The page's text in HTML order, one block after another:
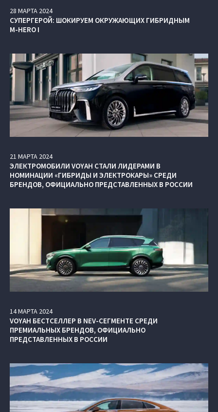
28 МАРТА 2024
СУПЕРГЕРОЙ: ШОКИРУЕМ ОКРУЖАЮЩИХ ГИБРИДНЫМ
M-HERO I
21 МАРТА 2024
ЭЛЕКТРОМОБИЛИ VOYAH СТАЛИ ЛИДЕРАМИ В
НОМИНАЦИИ «ГИБРИДЫ И ЭЛЕКТРОКАРЫ» СРЕДИ
БРЕНДОВ, ОФИЦИАЛЬНО ПРЕДСТАВЛЕННЫХ В РОССИИ
14МАРТА 2024
VOYAH БЕСТСЕЛЛЕР В NEV-СЕГМЕНТЕ СРЕДИ
ПРЕМИАЛЬНЫХ БРЕНДОВ, ОФИЦИАЛЬНО
ПРЕДСТАВЛЕННЫХ В РОССИИ